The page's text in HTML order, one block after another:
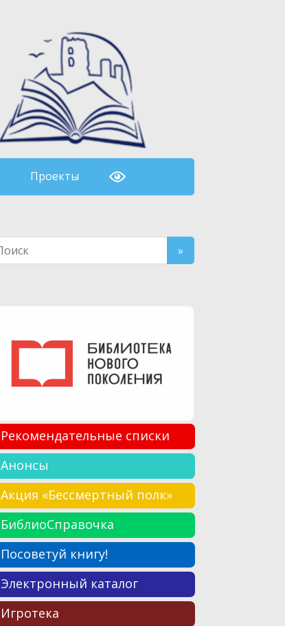
Проекты
Рекомендательные списки
Анонсы
Акция «Бессмертный полк»
БиблиоСправочка
Посоветуй книгу!
Электронный каталог
Игротека